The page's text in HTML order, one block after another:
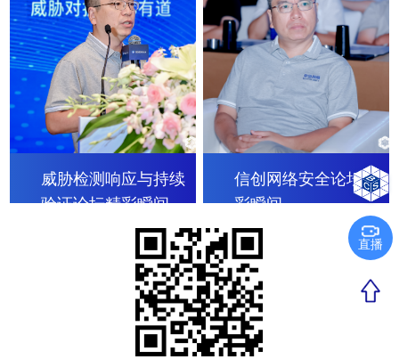
威胁检测响应与持续
验证论坛精彩瞬间
信创网络安全论坛精
彩瞬间
直播